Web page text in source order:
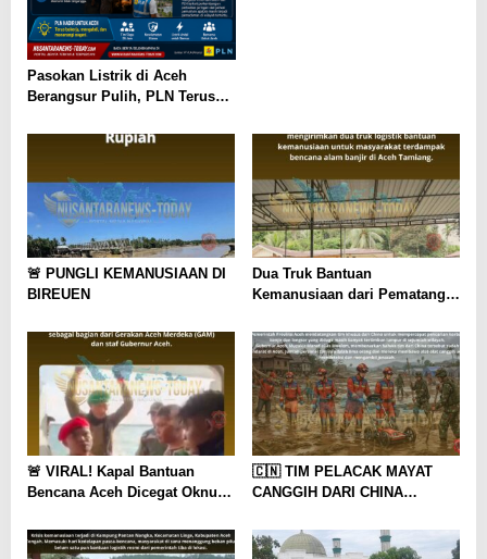
Pasokan Listrik di Aceh
Berangsur Pulih, PLN Terus
🚨 PUNGLI KEMANUSIAAN DI
BIREUEN
Dua Truk Bantuan
Kemanusiaan dari Pematang
di Aceh Tamiang
🚨 VIRAL! Kapal Bantuan
Bencana Aceh Dicegat Oknum
Gubernur
🇨🇳 TIM PELACAK MAYAT
CANGGIH DARI CHINA